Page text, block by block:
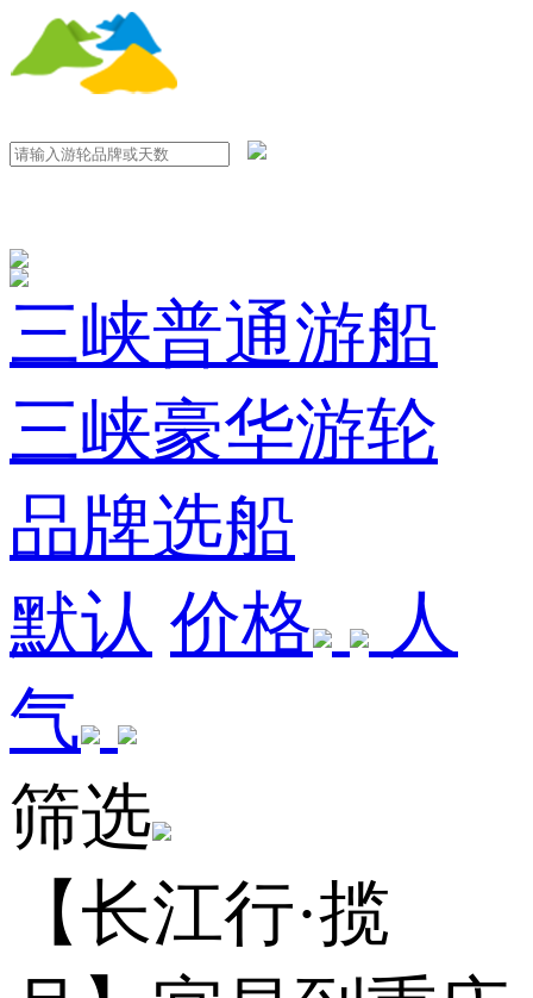
三峡普通游船
三峡豪华游轮
品牌选船
默认 价格
人
气
筛选
【长江行·揽